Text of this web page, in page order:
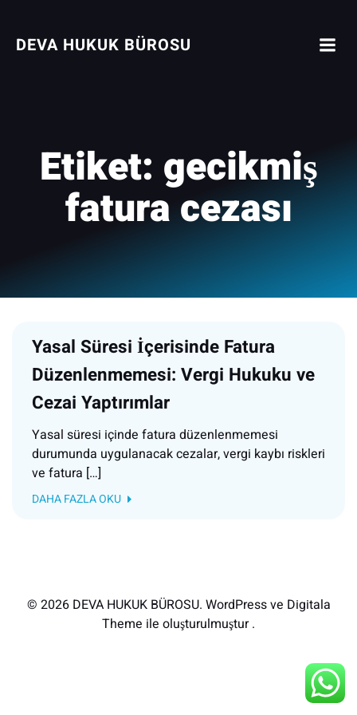
DEVA HUKUK BÜROSU
Etiket: gecikmiş
fatura cezası
Yasal Süresi İçerisinde Fatura
Düzenlenmemesi: Vergi Hukuku ve
Cezai Yaptırımlar
Yasal süresi içinde fatura düzenlenmemesi
durumunda uygulanacak cezalar, vergi kaybı riskleri
ve fatura […]
DAHA FAZLA OKU
© 2026 DEVA HUKUK BÜROSU. WordPress ve Digitala
Theme ile oluşturulmuştur .